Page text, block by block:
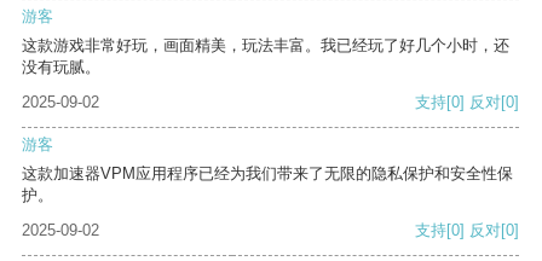
游客
这款游戏非常好玩，画面精美，玩法丰富。我已经玩了好几个小时，还
没有玩腻。
2025-09-02
支持[0] 反对[0]
游客
这款加速器VPM应用程序已经为我们带来了无限的隐私保护和安全性保
护。
2025-09-02
支持[0] 反对[0]